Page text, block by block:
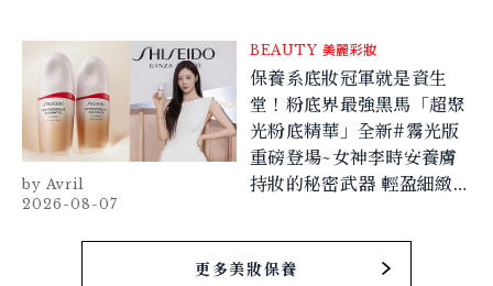
BEAUTY 美麗彩妝
保養系底妝冠軍就是資生
堂！粉底界最強黑馬「超聚
光粉底精華」全新#霧光版
重磅登場~女神李時安養膚
持妝的秘密武器 輕盈細緻到
Avril
2026-08-07
更多美妝保養